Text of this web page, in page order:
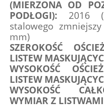
(MIERZONA OD
PODŁOGI): 2016
stalowego
mm)
SZEROKOŚĆ
LISTEW
WYSOKOŚĆ
LISTEW
WYSOKOŚĆ
WYMIAR Z